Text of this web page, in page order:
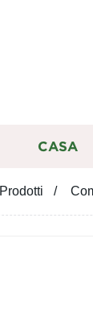
CASA
Prodotti